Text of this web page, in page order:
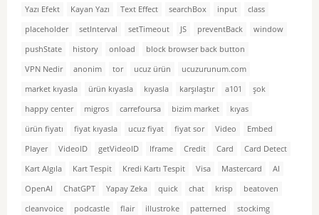
Yazı Efekt
Kayan Yazı Text Effect searchBox input
class
placeholder
setInterval setTimeout JS preventBack
window
pushState
history onload
block browser back button
VPN Nedir
anonim tor ucuz ürün
ucuzurunum.com
market kıyasla
ürün kıyasla kıyasla karşılaştır a101
şok
happy center
migros carrefoursa bizim market
kıyas
ürün fiyatı
fiyat kıyasla ucuz fiyat fiyat sor Video
Embed
Player
VideoID getVideoID Iframe Credit Card
Card Detect
Kart Algıla
Kart Tespit Kredi Kartı Tespit Visa Mastercard
AI
OpenAI
ChatGPT Yapay Zeka quick chat krisp
beatoven
cleanvoice
podcastle flair illustroke patterned stockimg